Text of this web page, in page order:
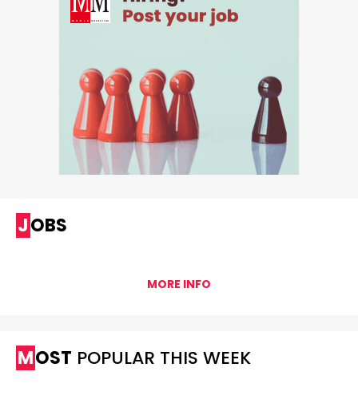
JOBS
MORE INFO
MOST POPULAR THIS WEEK